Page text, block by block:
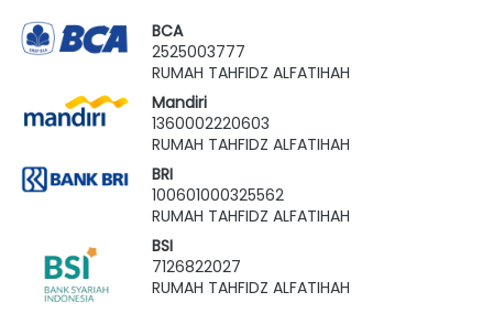
BCA
2525003777
RUMAH TAHFIDZ ALFATIHAH
Mandiri
1360002220603
RUMAH TAHFIDZ ALFATIHAH
BRI
100601000325562
RUMAH TAHFIDZ ALFATIHAH
BSI
7126822027
RUMAH TAHFIDZ ALFATIHAH